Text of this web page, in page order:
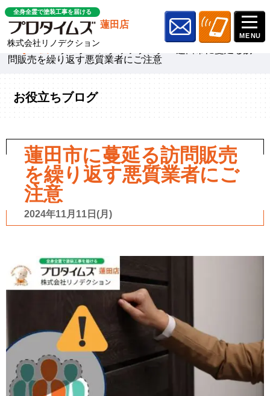
全身全霊で塗装工事を届ける
蓮田店
株式会社リノデクション
ホーム » ブログ»
問販売を繰り返す悪質業者にご注意
お役立ちブログ
蓮田市に蔓延る訪問販売
を繰り返す悪質業者にご
注意
2024年11月11日(月)